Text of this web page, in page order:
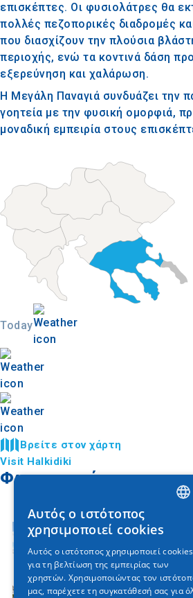
επισκέπτες. Οι φυσιολάτρες θα
πολλές πεζοπορικές διαδρομές
που διασχίζουν την πλούσια
περιοχής, ενώ τα κοντινά δάση
εξερεύνηση και χαλάρωση.
Η Μεγάλη Παναγιά συνδυάζει την
γοητεία με την φυσική ομορφιά,
μοναδική εμπειρία στους
Today
Βρείτε στον χάρτη
Visit Halkidiki
Φωτογραφίες
Αυτός ο ιστότοπος
χρησιμοποιεί cookies
Αυτός ο ιστότοπος χρησιμοποιεί cookies
για τη βελτίωση της εμπειρίας των
χρηστών. Χρησιμοποιώντας τον
μας, παρέχετε τη συγκατάθεσή σας για